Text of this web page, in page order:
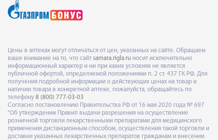
Цены в аптеках могут отличаться от цен, указанных на сайте. Обращаем
ваше внимание на то, что сайт samara.rigla.ru носит исключительно
информационный характер и ни при каких условиях не является
публичной офертой, определяемой положениями п. 2 ст. 437 ГК РФ. Для
получения подробной информации о действующих ценах на товар и
наличии товара в конкретной аптеке, пожалуйста, обращайтесь по
телефону 8 (800) 777-03-03
Согласно постановлению Правительства РФ от 16 мая 2020 года № 697
"Об утверждении Правил выдачи разрешения на осуществление
розничной торговли лекарственными препаратами для медицинского
применения дистанционным способом, осуществления такой торговли и
доставки указанных лекарственных препаратов гражданам и внесении